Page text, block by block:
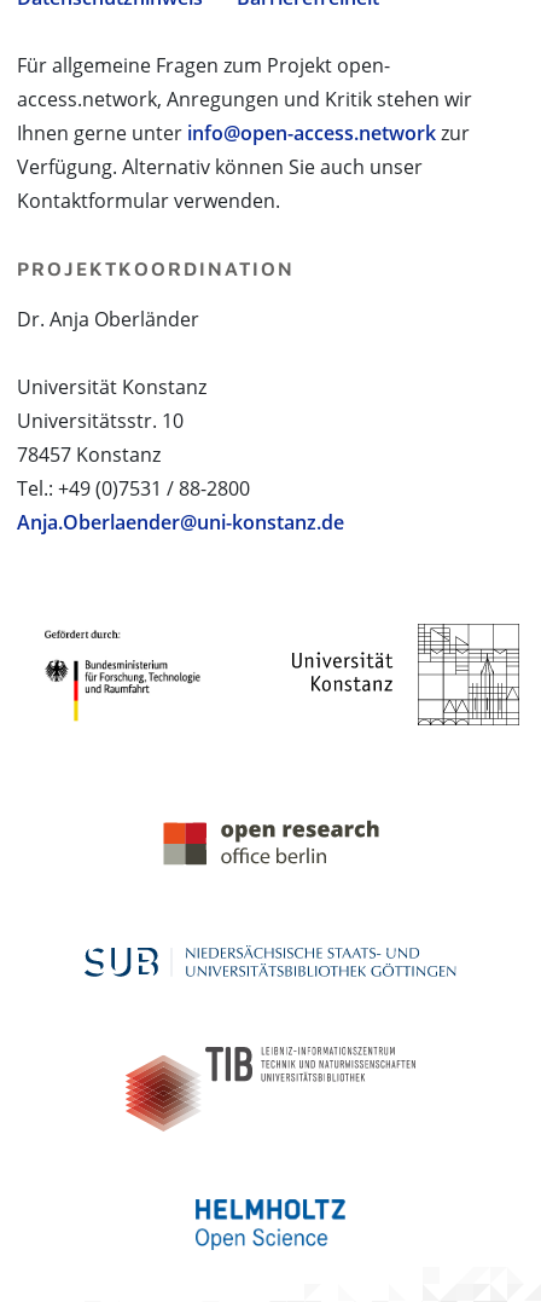
Für allgemeine Fragen zum Projekt open-
access.network, Anregungen und Kritik stehen wir
Ihnen gerne unter info@open-access.networkzur
Verfügung. Alternativ können Sie auch unser
Kontaktformular verwenden.
PROJEKTKOORDINATION
Dr. Anja Oberländer
Universität Konstanz
Universitätsstr. 10
78457 Konstanz
Tel.: +49 (0)7531 / 88-2800
Anja.Oberlaender@uni-konstanz.de